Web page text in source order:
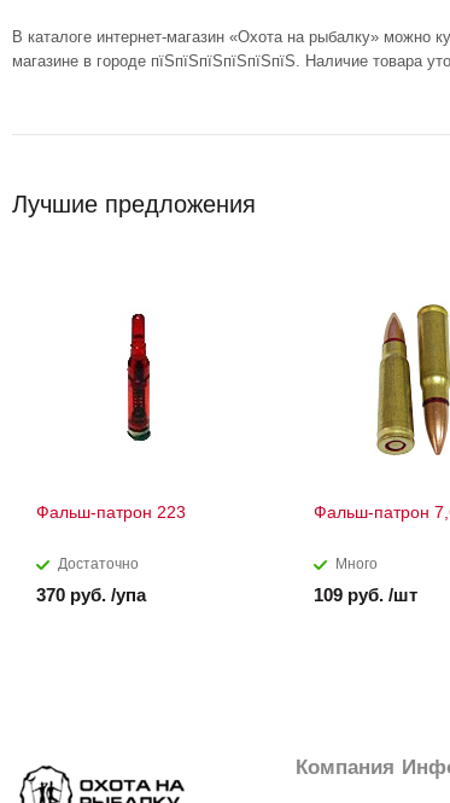
В каталоге интернет-магазин «Охота на рыбалку» можно
магазине в городе пїЅпїЅпїЅпїЅпїЅпїЅ. Наличие товара
Лучшие предложения
Фальш-патрон 223
Достаточно
370 руб. /упа
Фальш-патрон
Много
109 руб. /шт
Компания